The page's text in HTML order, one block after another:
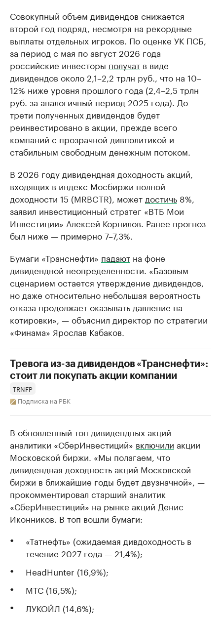
Совокупный объем дивидендов снижается
второй год подряд, несмотря на рекордные
выплаты отдельных игроков. По оценке УК ПСБ,
за период с мая по август 2026 года
российские инвесторы получат в виде
дивидендов около 2,1–2,2 трлн руб., что на 10–
12% ниже уровня прошлого года (2,4–2,5 трлн
руб. за аналогичный период 2025 года). До
трети полученных дивидендов будет
реинвестировано в акции, прежде всего
компаний с прозрачной дивполитикой и
стабильным свободным денежным потоком.
В 2026 году дивидендная доходность акций,
входящих в индекс Мосбиржи полной
доходности 15 (MRBCTR), может достичь 8%,
заявил инвестиционный стратег «ВТБ Мои
Инвестиции» Алексей Корнилов. Ранее прогноз
был ниже — примерно 7–7,3%.
Бумаги «Транснефти» падают на фоне
дивидендной неопределенности. «Базовым
сценарием остается утверждение дивидендов,
но даже относительно небольшая вероятность
отказа продолжает оказывать давление на
котировки», — объяснил директор по стратегии
«Финама» Ярослав Кабаков.
Тревога из-за дивидендов «Транснефти»:
стоит ли покупать акции компании
TRNFP
Подписка на РБК
В обновленный топ дивидендных акций
аналитики «СберИнвестиций» включили акции
Московской биржи. «Мы полагаем, что
дивидендная доходность акций Московской
биржи в ближайшие годы будет двузначной», —
прокомментировал старший аналитик
«СберИнвестиций» на рынке акций Денис
Иконников. В топ вошли бумаги:
«Татнефть» (ожидаемая дивдоходность в
течение 2027 года — 21,4%);
HeadHunter (16,9%);
МТС (16,5%);
ЛУКОЙЛ (14,6%);